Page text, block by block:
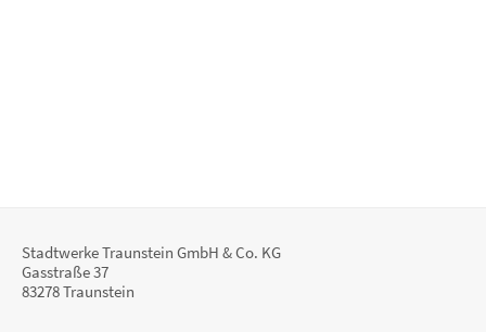
Stadtwerke Traunstein GmbH & Co. KG
Gasstraße 37
83278 Traunstein